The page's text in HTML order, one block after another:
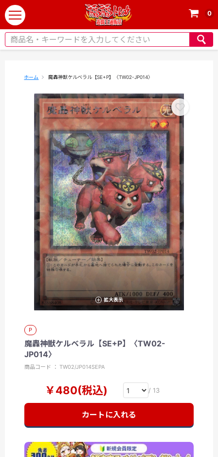
t
o
g
0
ホーム 魔轟神獣ケルベラル【SE+P】〈TW02-JP014〉
拡大表示
P
魔轟神獣ケルベラル【SE+P】〈TW02-
JP014〉
商品コード ： TW02/JP014SEPA
￥480(税込) / 13
カートに入れる